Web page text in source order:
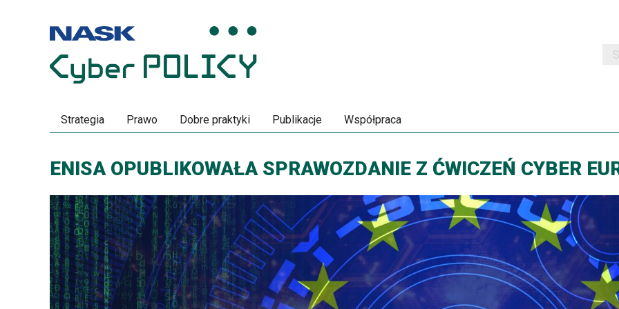
Przeskocz
Przeskocz
Strategia Prawo Dobre praktyki Publikacje Współpraca
ENISA OPUBLIKOWAŁA SPRAWOZDANIE Z ĆWICZEŃ CYBER